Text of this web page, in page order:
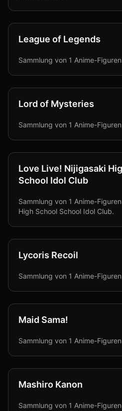
League of Legends
Sammlung von 1 Anime-
Lord of Mysteries
Sammlung von 1 Anime-
Love Live! Nijigasaki
School Idol Club
Sammlung von 1 Anime-
High School School Idol Club.
Lycoris Recoil
Sammlung von 1 Anime-
Maid Sama!
Sammlung von 1 Anime-
Mashiro Kanon
Sammlung von 1 Anime-